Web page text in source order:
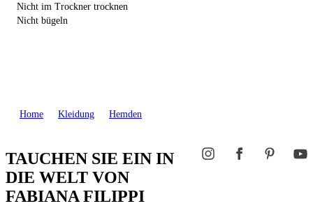
Nicht im Trockner trocknen
Nicht bügeln
Home Kleidung Hemden
TAUCHEN SIE EIN IN
DIE WELT VON
FABIANA FILIPPI